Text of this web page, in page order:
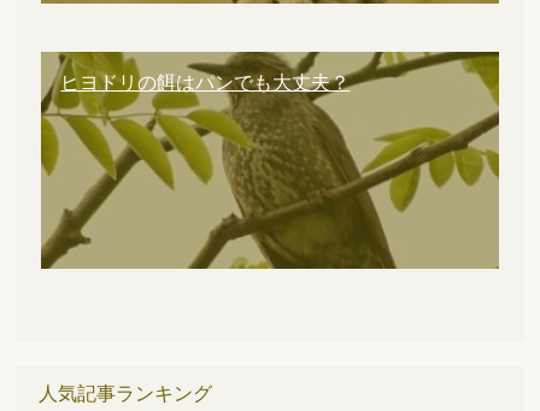
ヒヨドリの餌はパンでも大丈夫？
人気記事ランキング